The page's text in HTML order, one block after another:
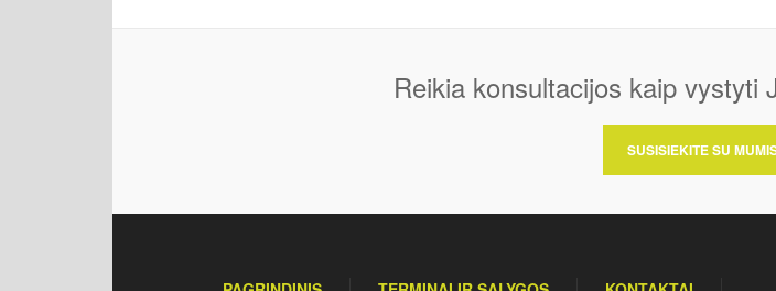
Reikia konsultacijos kaip vystyti
SUSISIEKITE SU